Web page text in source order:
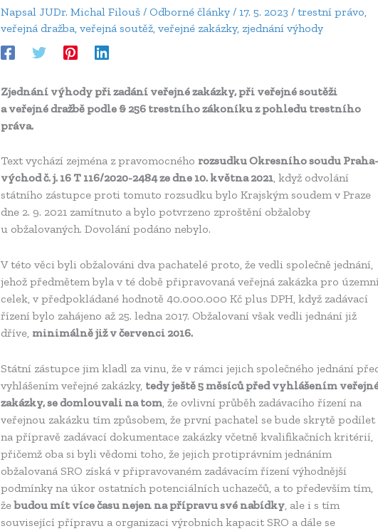
Napsal JUDr. Michal Filouš / Odborné články/ 17. 5. 2023 / trestní právo,
veřejná dražba, veřejná soutěž, veřejné zakázky, zjednání výhody
Zjednání výhody při zadání veřejné zakázky, při veřejné soutěži
a veřejné dražbě podle § 256 trestního zákoníku z pohledu trestního
práva.
Text vychází zejména z pravomocného rozsudku Okresního soudu Praha-
východ č. j. 16 T 116/2020-2484 ze dne 10. května 2021, když odvolání
státního zástupce proti tomuto rozsudku bylo Krajským soudem v Praze
dne 2. 9. 2021 zamítnuto a bylo potvrzeno zproštění obžaloby
u obžalovaných. Dovolání podáno nebylo.
V této věci byli obžalováni dva pachatelé proto, že vedli společně jednání,
jehož předmětem byla v té době připravovaná veřejná zakázka pro
celek, v předpokládané hodnotě 40.000.000 Kč plus DPH, když zadávací
řízení bylo zahájeno až 25. ledna 2017. Obžalovaní však vedli jednání již
dříve, minimálně již v červenci 2016.
Státní zástupce jim kladl za vinu, že v rámci jejich společného jednání
vyhlášením veřejné zakázky, tedy ještě 5 měsíců před vyhlášením
zakázky, se domlouvali na tom, že ovlivní průběh zadávacího řízení na
veřejnou zakázku tím způsobem, že první pachatel se bude skrytě podílet
na přípravě zadávací dokumentace zakázky včetně kvalifikačních kritérií,
přičemž oba si byli vědomi toho, že jejich protiprávním jednáním
obžalovaná SRO získá v připravovaném zadávacím řízení výhodnější
podmínky na úkor ostatních potenciálních uchazečů, a to především tím,
žebudou mít více času nejen na přípravu své nabídky, ale i s tím
související přípravu a organizaci výrobních kapacit SRO a dále se